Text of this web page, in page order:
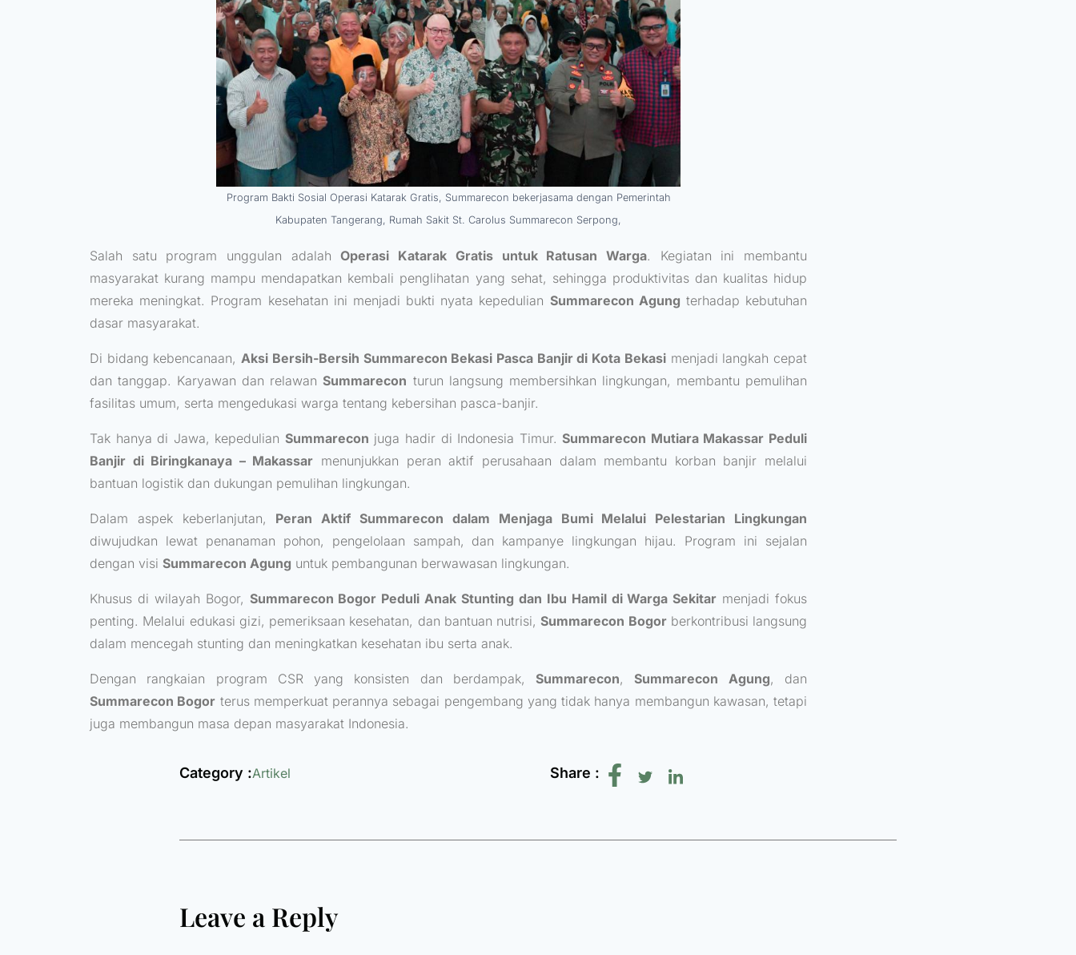
Program Bakti Sosial Operasi Katarak Gratis, Summarecon bekerjasama dengan Pemerintah
Kabupaten Tangerang, Rumah Sakit St. Carolus Summarecon Serpong,
Salah satu program unggulan adalahOperasi Katarak Gratis untuk Ratusan Warga. Kegiatan ini membantu
masyarakat kurang mampu mendapatkan kembali penglihatan yang sehat, sehingga produktivitas dan kualitas hidup
mereka meningkat. Program kesehatan ini menjadi bukti nyata kepedulian Summarecon Agung terhadap kebutuhan
dasar masyarakat.
Di bidang kebencanaan,Aksi Bersih-Bersih Summarecon Bekasi Pasca Banjir di Kota Bekasimenjadi langkah cepat
dan tanggap. Karyawan dan relawanSummarecon turun langsung membersihkan lingkungan, membantu pemulihan
fasilitas umum, serta mengedukasi warga tentang kebersihan pasca-banjir.
Tak hanya di Jawa, kepedulian Summarecon juga hadir di Indonesia Timur.Summarecon Mutiara Makassar Peduli
Banjir di Biringkanaya – Makassar menunjukkan peran aktif perusahaan dalam membantu korban banjir melalui
bantuan logistik dan dukungan pemulihan lingkungan.
Dalam aspek keberlanjutan, Peran Aktif Summarecon dalam Menjaga Bumi Melalui Pelestarian Lingkungan
diwujudkan lewat penanaman pohon, pengelolaan sampah, dan kampanye lingkungan hijau. Program ini sejalan
dengan visi Summarecon Agung untuk pembangunan berwawasan lingkungan.
Khusus di wilayah Bogor, Summarecon Bogor Peduli Anak Stunting dan Ibu Hamil di Warga Sekitar menjadi fokus
penting. Melalui edukasi gizi, pemeriksaan kesehatan, dan bantuan nutrisi,Summarecon Bogorberkontribusi langsung
dalam mencegah stunting dan meningkatkan kesehatan ibu serta anak.
Dengan rangkaian program CSR yang konsisten dan berdampak,Summarecon,Summarecon Agung, dan
Summarecon Bogor terus memperkuat perannya sebagai pengembang yang tidak hanya membangun kawasan, tetapi
juga membangun masa depan masyarakat Indonesia.
Category :Artikel Share :
Leave a Reply